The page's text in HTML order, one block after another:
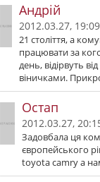
Андрій
2012.03.27, 19:09
21 століття, а
працювати за
день, відірвуть
віничками.
Остап
2012.03.27,
Задовбала ця
європейського
toyota camry а